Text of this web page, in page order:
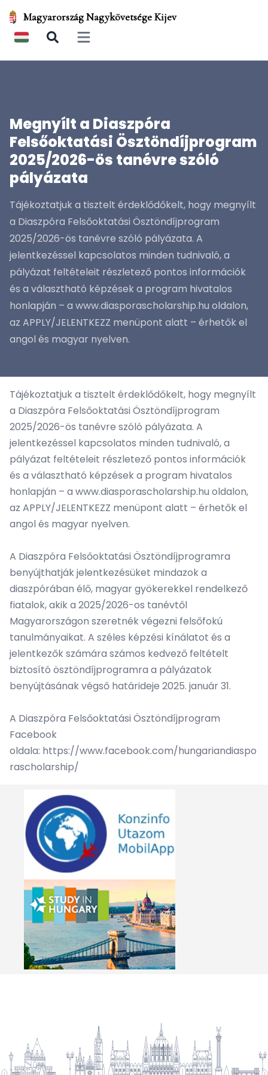
Magyarország Nagykövetsége Kijev
Open main menu
Megnyílt a Diaszpóra
Felsőoktatási Ösztöndíjprogram
2025/2026-ös tanévre szóló
pályázata
Tájékoztatjuk a tisztelt érdeklődőkelt, hogy megnyílt
a Diaszpóra Felsőoktatási Ösztöndíjprogram
2025/2026-ös tanévre szóló pályázata. A
jelentkezéssel kapcsolatos minden tudnivaló, a
pályázat feltételeit részletező pontos információk
és a választható képzések a program hivatalos
honlapján – a www.diasporascholarship.hu oldalon,
az APPLY/JELENTKEZZ menüpont alatt – érhetők el
angol és magyar nyelven.
Tájékoztatjuk a tisztelt érdeklődőkelt, hogy megnyílt
a Diaszpóra Felsőoktatási Ösztöndíjprogram
2025/2026-ös tanévre szóló pályázata. A
jelentkezéssel kapcsolatos minden tudnivaló, a
pályázat feltételeit részletező pontos információk
és a választható képzések a program hivatalos
honlapján – a www.diasporascholarship.hu oldalon,
az APPLY/JELENTKEZZ menüpont alatt – érhetők el
angol és magyar nyelven.
A Diaszpóra Felsőoktatási Ösztöndíjprogramra
benyújthatják jelentkezésüket mindazok a
diaszpórában élő, magyar gyökerekkel rendelkező
fiatalok, akik a 2025/2026-os tanévtől
Magyarországon szeretnék végezni felsőfokú
tanulmányaikat. A széles képzési kínálatot és a
jelentkezők számára számos kedvező feltételt
biztosító ösztöndíjprogramra a pályázatok
benyújtásának végső határideje 2025. január 31.
A Diaszpóra Felsőoktatási Ösztöndíjprogram
Facebook
oldala: https://www.facebook.com/hungariandiaspo
rascholarship/